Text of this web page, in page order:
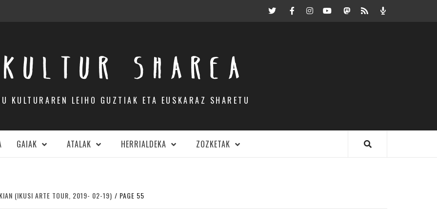
TwitterFacebookInstagramYoutubeMastodon.eus
RSS Podcast
KULTUR SHAREA
KULTURAREN LEIHO GUZTIAK ETA EUSKARAZ SHARETU
GAIAK ATALAK HERRIALDEKA ZOZKETAK
(IKUSI ARTE TOUR, 2019- 02-19) PAGE 55